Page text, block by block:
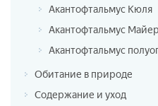
Акантофтальмус Кюля
Акантофтальмус
Акантофтальмус
Обитание в природе
Содержание и уход